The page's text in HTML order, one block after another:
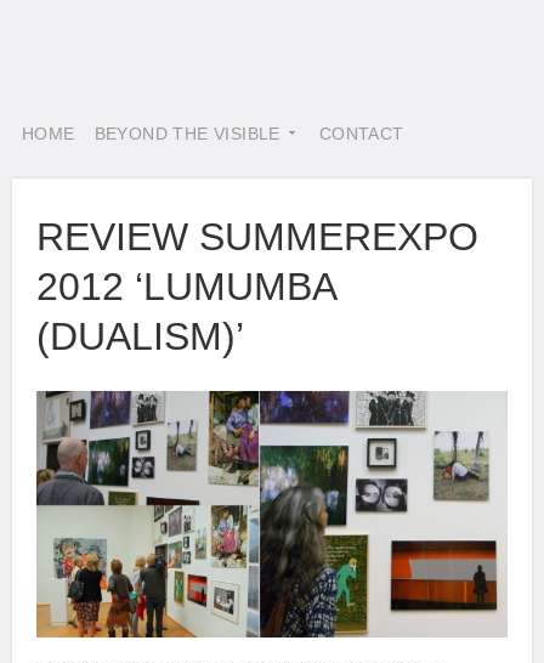
HOME BEYOND THE VISIBLE CONTACT
REVIEW SUMMEREXPO
2012 ‘LUMUMBA
(DUALISM)’